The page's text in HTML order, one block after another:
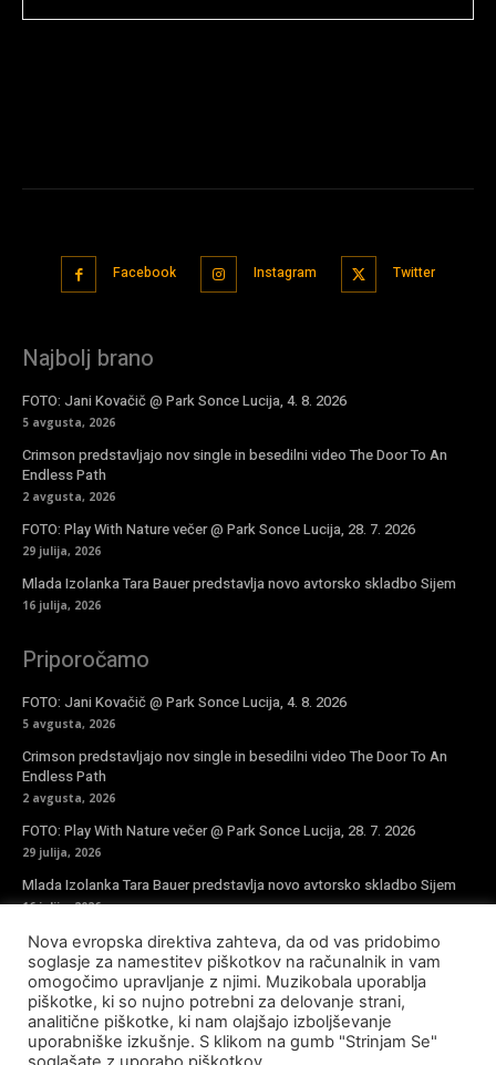
Facebook Instagram Twitter
Najbolj brano
FOTO: Jani Kovačič @ Park Sonce Lucija, 4. 8. 2026
5 avgusta, 2026
Crimson predstavljajo nov single in besedilni video The Door To An
Endless Path
2 avgusta, 2026
FOTO: Play With Nature večer @ Park Sonce Lucija, 28. 7. 2026
29 julija, 2026
Mlada Izolanka Tara Bauer predstavlja novo avtorsko skladbo Sijem
16 julija, 2026
Priporočamo
FOTO: Jani Kovačič @ Park Sonce Lucija, 4. 8. 2026
5 avgusta, 2026
Crimson predstavljajo nov single in besedilni video The Door To An
Endless Path
2 avgusta, 2026
FOTO: Play With Nature večer @ Park Sonce Lucija, 28. 7. 2026
29 julija, 2026
Mlada Izolanka Tara Bauer predstavlja novo avtorsko skladbo Sijem
16 julija, 2026
Vpiši se v novičke
Nova evropska direktiva zahteva, da od vas pridobimo
soglasje za namestitev piškotkov na računalnik in vam
omogočimo upravljanje z njimi. Muzikobala uporablja
piškotke, ki so nujno potrebni za delovanje strani,
analitične piškotke, ki nam olajšajo izboljševanje
uporabniške izkušnje. S klikom na gumb "Strinjam Se"